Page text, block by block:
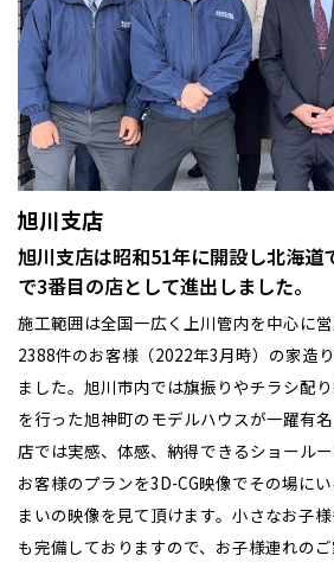
旭川支店
旭川支店は昭和51年に開設し北海道
で3番目の店として進出しました。
施工範囲は全国一広く上川管内を中心に営
2388件のお客様（2022年3月時）の家造
ました。旭川市内では旗振りやチラシ配
を行った旭神町のモデルハウスが一躍有
店では実感、体感、納得できるショールー
お客様のプランを3D-CG映像でその場に
まいの映像を見て頂けます。小さなお子
も完備しておりますので、お子様連れの